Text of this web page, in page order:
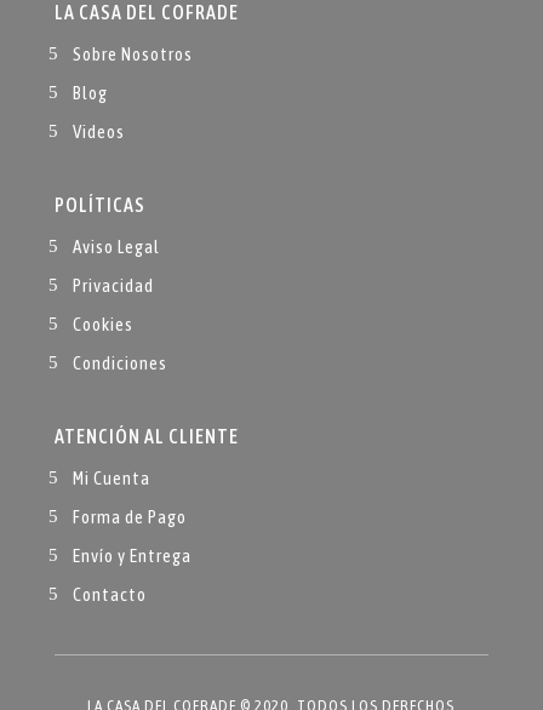
LA CASA DEL COFRADE
Sobre Nosotros
Blog
Videos
POLÍTICAS
Aviso Legal
Privacidad
Cookies
Condiciones
ATENCIÓN AL CLIENTE
Mi Cuenta
Forma de Pago
Envío y Entrega
Contacto
LA CASA DEL COFRADE © 2020. TODOS LOS DERECHOS